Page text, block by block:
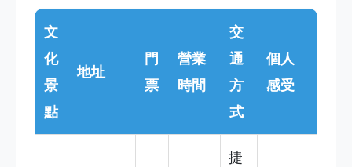
文
化
景
點
地址
門
票
營業
時間
交
通
方
式
個人
感受
捷